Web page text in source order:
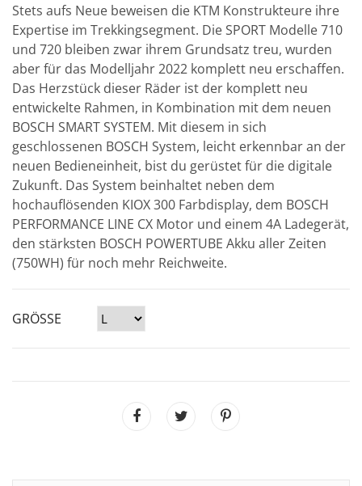
Stets aufs Neue beweisen die KTM Konstrukteure ihre
Expertise im Trekkingsegment. Die SPORT Modelle 710
und 720 bleiben zwar ihrem Grundsatz treu, wurden
aber für das Modelljahr 2022 komplett neu erschaffen.
Das Herzstück dieser Räder ist der komplett neu
entwickelte Rahmen, in Kombination mit dem neuen
BOSCH SMART SYSTEM. Mit diesem in sich
geschlossenen BOSCH System, leicht erkennbar an der
neuen Bedieneinheit, bist du gerüstet für die digitale
Zukunft. Das System beinhaltet neben dem
hochauflösenden KIOX 300 Farbdisplay, dem BOSCH
PERFORMANCE LINE CX Motor und einem 4A Ladegerät,
den stärksten BOSCH POWERTUBE Akku aller Zeiten
(750WH) für noch mehr Reichweite.
GRÖSSE